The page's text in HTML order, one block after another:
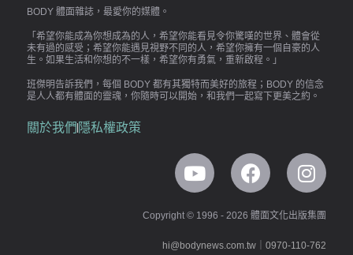
BODY 體面雜誌，最愛你的媒體。
「希望你能成為你想成為的人，希望你能看見令你驚嘆的世界、體會從
未有過的感受；希望你能遇見視野不同的人，希望你擁有一個自豪的人
生。如果生活和你想的不一樣，希望你有勇氣，重新啟程。」
班傑明告訴我們，每個 BODY 都有其獨特而美好的旅程；BODY 的信念
是人人都有體面的靈魂，你隨時可以開始，和我們一起寫下更美之約。
關於我們 隱私權政策
Copyright © 1996 - 2026 體面文化出版集團
hi@bodynews.com.tw 0970-110-762